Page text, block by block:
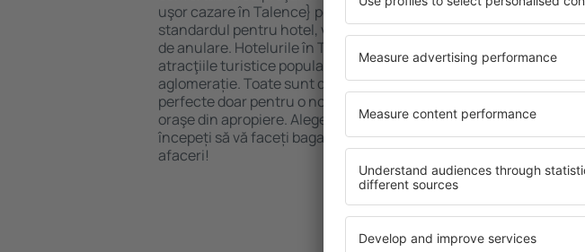
uşor cazare în Talence} pentru orice buget! Selectați destinația şi
standardul pentru hotel, verificați metodele de plată și opțiunile
de anulare. Hotelurile în Talence sunt situate atât aproape de
atracţiile turistice populare, cât și puțin mai departe de
aglomerație. Toate sunt disponibile pentru o vacanță lungă sau
perfecte doar pentru o noapte atunci când doriţi să vizitaţi şi alte
oraşe din apropiere. Alegeți hotelul care vi se potriveşte și
începeți să vă faceți bagajele pentru o vacanţă sau călătorie de
afaceri!